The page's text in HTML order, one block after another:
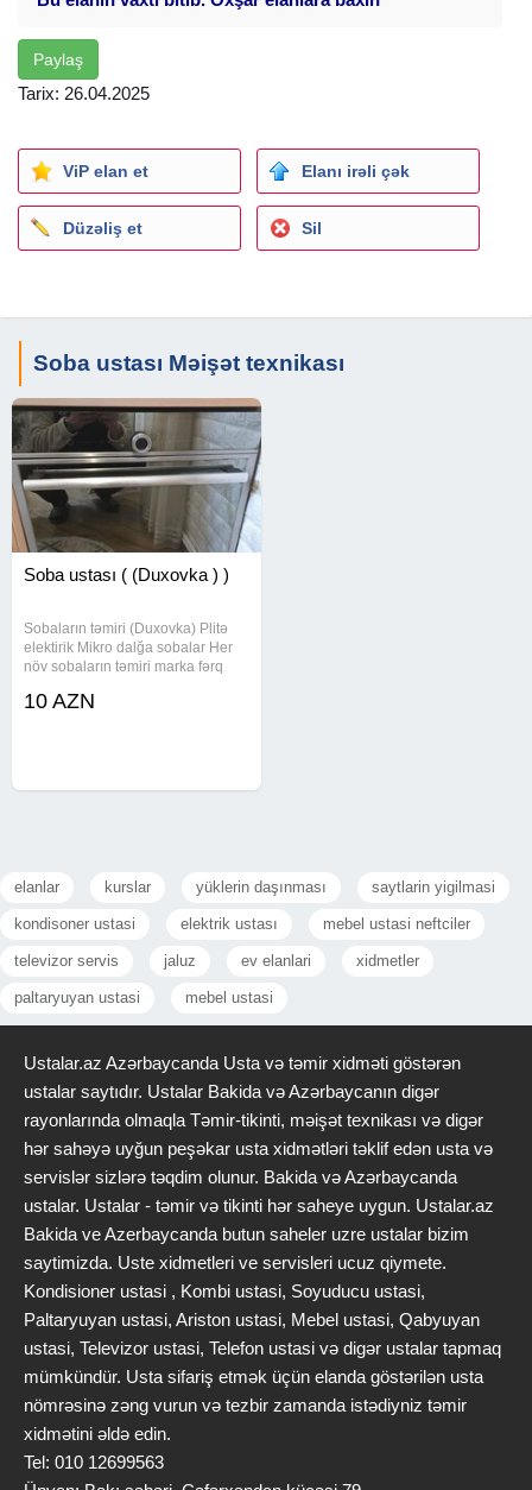
Paylaş
Tarix: 26.04.2025
ViP elan et Elanı irəli çək
Düzəliş et Sil
Soba ustası Məişət texnikası
Soba ustası ( (Duxovka ) )
Sobaların təmiri (Duxovka) Plitə
elektirik Mikro dalğa sobalar Her
növ sobaların təmiri marka fərq
olunur , qapılarin , isidiciler ,
10 AZN
elanlar kurslar yüklerin daşınması saytlarin yigilmasi
kondisoner ustasi elektrik ustası mebel ustasi neftciler
televizor servis jaluz ev elanlari xidmetler
paltaryuyan ustasi mebel ustasi
Ustalar.az Azərbaycanda Usta və təmir xidməti göstərən
ustalar saytıdır. Ustalar Bakida və Azərbaycanın digər
rayonlarında olmaqla Təmir-tikinti, məişət texnikası və digər
hər sahəyə uyğun peşəkar usta xidmətləri təklif edən usta və
servislər sizlərə təqdim olunur. Bakida və Azərbaycanda
ustalar. Ustalar - təmir və tikinti hər saheye uygun. Ustalar.az
Bakida ve Azerbaycanda butun saheler uzre ustalar bizim
saytimizda. Uste xidmetleri ve servisleri ucuz qiymete.
Kondisioner ustasi , Kombi ustasi, Soyuducu ustasi,
Paltaryuyan ustasi, Ariston ustasi, Mebel ustasi, Qabyuyan
ustasi, Televizor ustasi, Telefon ustasi və digər ustalar tapmaq
mümkündür. Usta sifariş etmək üçün elanda göstərilən usta
nömrəsinə zəng vurun və tezbir zamanda istədiyniz təmir
xidmətini əldə edin.
Tel: 010 12699563